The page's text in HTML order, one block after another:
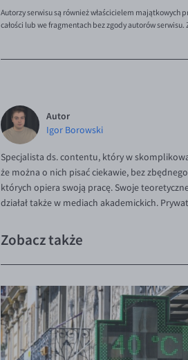
Autorzy serwisu są również właścicielem
całości lub we fragmentach bez zgody autorów
Autor
Igor Borowski
Specjalista ds. contentu, który w
że można o nich pisać ciekawie, bez
których opiera swoją pracę. Swoje
działał także w mediach akademickich.
Zobacz także